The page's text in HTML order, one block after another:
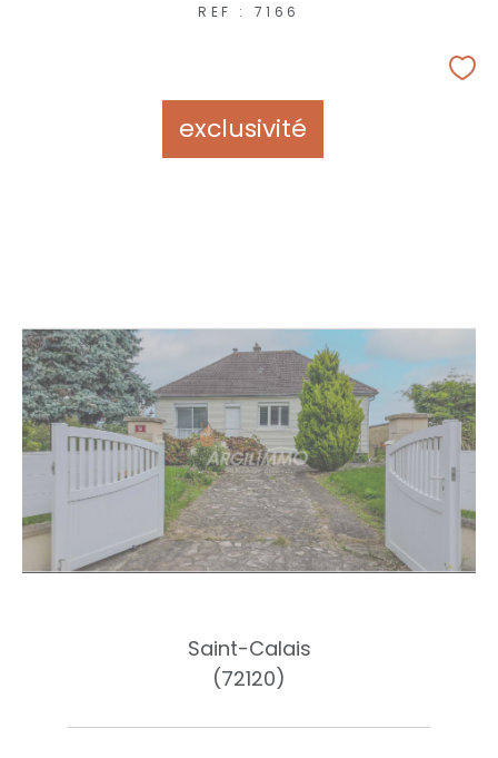
REF : 7166
exclusivité
Saint-Calais
(72120)